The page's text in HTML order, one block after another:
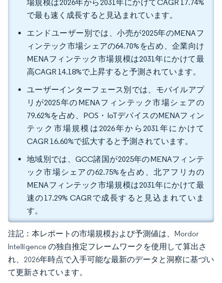
場規模は2026年から2031年にかけてCAGR 17.74%
で最も速く成長すると見込まれています。
エンドユーザー別では、小売が2025年のMENAフ
ィンテック市場シェアの64.70%を占め、企業向け
MENAフィンテック市場規模は2031年にかけて最
高CAGR 14.18%で上昇すると予測されています。
ユーザーインターフェース別では、モバイルアプ
リが2025年のMENAフィンテック市場シェアの
79.62%を占め、POS・IoTデバイスのMENAフィン
テック市場規模は2026年から2031年にかけて
CAGR 16.60%で拡大すると予測されています。
地域別では、GCC諸国が2025年のMENAフィンテ
ック市場シェアの62.75%を占め、北アフリカの
MENAフィンテック市場規模は2031年にかけて最
速の17.29% CAGRで成長すると見込まれていま
す。
注記：本レポートの市場規模および予測値は、Mordor
Intelligence の独自推定フレームワークを使用して算出さ
れ、2026年時点で入手可能な最新のデータと洞察に基づい
て更新されています。